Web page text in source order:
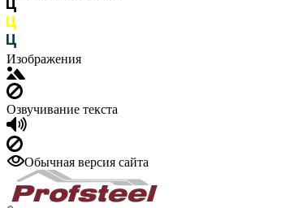
Изображения
Озвучивание текста
Обычная версия сайта